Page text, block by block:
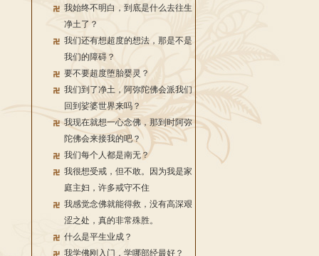
我始终不明白，到底是什么去往生
净土了？
我们还有想超度的想法，那是不是
我们的障碍？
要不要超度堕胎婴灵？
我们到了净土，阿弥陀佛会派我们
回到娑婆世界来吗？
我现在就想一心念佛，那到时阿弥
陀佛会来接我的吧？
我们每个人都是南无？
我很想受戒，但不敢。因为我是家
庭主妇，许多戒守不住
我感觉念佛就能得救，没有高深艰
涩之处，真的非常殊胜。
什么是平生业成？
我学佛刚入门，学哪部经最好？